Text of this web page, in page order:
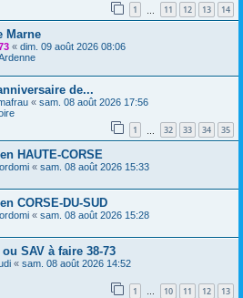
1 11 12 13 14
Marne
« dim. 09 août 2026 08:06
de...
« sam. 08 août 2026 17:56
1 32 33 34 35
HAUTE-CORSE
« sam. 08 août 2026 15:33
CORSE-DU-SUD
« sam. 08 août 2026 15:28
SAV à faire 38-73
« sam. 08 août 2026 14:52
1 … 10 11 12 13